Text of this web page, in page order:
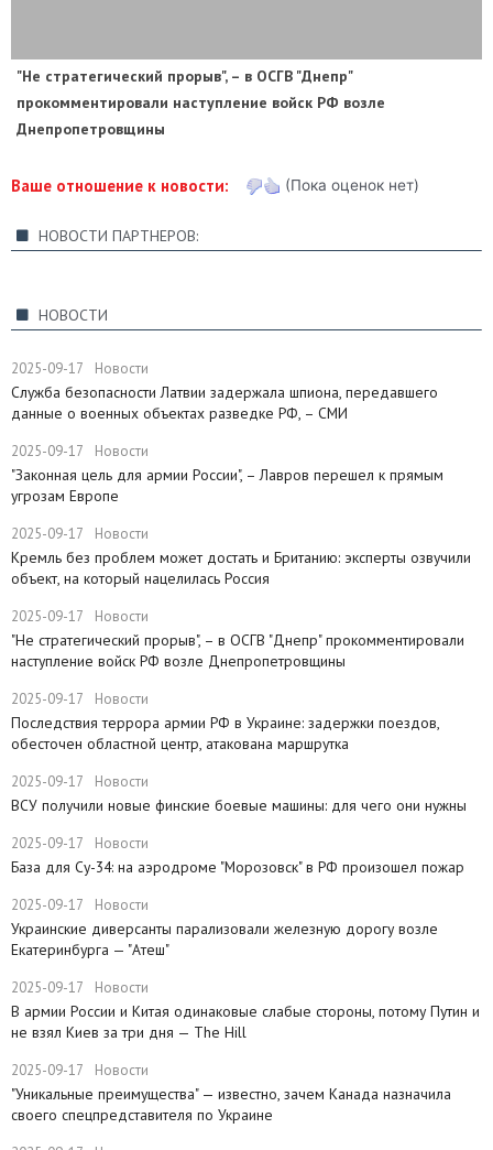
"Не стратегический прорыв", – в ОСГВ "Днепр"
прокомментировали наступление войск РФ возле
Днепропетровщины
Ваше отношение к новости: (Пока оценок нет)
НОВОСТИ ПАРТНЕРОВ:
НОВОСТИ
2025-09-17 Новости
Служба безопасности Латвии задержала шпиона, передавшего
данные о военных объектах разведке РФ, – СМИ
2025-09-17 Новости
"Законная цель для армии России", – Лавров перешел к прямым
угрозам Европе
2025-09-17 Новости
​Кремль без проблем может достать и Британию: эксперты озвучили
объект, на который нацелилась Россия
2025-09-17 Новости
"Не стратегический прорыв", – в ОСГВ "Днепр" прокомментировали
наступление войск РФ возле Днепропетровщины
2025-09-17 Новости
Последствия террора армии РФ в Украине: задержки поездов,
обесточен областной центр, атакована маршрутка
2025-09-17 Новости
ВСУ получили новые финские боевые машины: для чего они нужны
2025-09-17 Новости
База для Су-34: на аэродроме "Морозовск" в РФ произошел пожар
2025-09-17 Новости
Украинские диверсанты парализовали железную дорогу возле
Екатеринбурга — "Атеш"
2025-09-17 Новости
​В армии России и Китая одинаковые слабые стороны, потому Путин и
не взял Киев за три дня — The Hill
2025-09-17 Новости
​"Уникальные преимущества" — известно, зачем Канада назначила
своего спецпредставителя по Украине